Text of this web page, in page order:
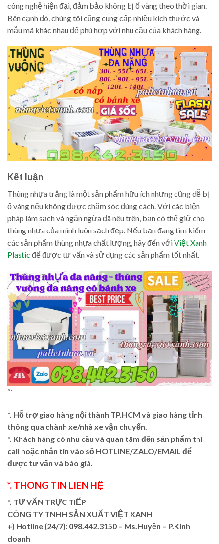
công nghệ hiện đại, đảm bảo không bị ố vàng theo thời gian.
Bên cạnh đó, chúng tôi cũng cung cấp nhiều kích thước và
mẫu mã khác nhau để phù hợp với nhu cầu của khách hàng.
Kết luận
Thùng nhựa trắng là một sản phẩm hữu ích nhưng cũng dễ bị
ố vàng nếu không được chăm sóc đúng cách. Với các biện
pháp làm sạch và ngăn ngừa đã nêu trên, bạn có thể giữ cho
thùng nhựa của mình luôn sạch đẹp. Nếu bạn đang tìm kiếm
các sản phẩm thùng nhựa chất lượng, hãy đến vớiViệt Xanh
Plastic để được tư vấn và sử dụng các sản phẩm tốt nhất.
“`
*. Hỗ trợ giao hàng nội thành TP.HCM và giao hàng tỉnh
thông qua chành xe/nhà xe vận chuyển.
*. Khách hàng có nhu cầu và quan tâm đến sản phẩm thì
call hoặc nhắn tin vào số HOTLINE/ZALO/EMAIL để
được tư vấn và báo giá.
*. THÔNG TIN LIÊN HỆ
*. TƯ VẤN TRỰC TIẾP
CÔNG TY TNHH SẢN XUẤT VIỆT XANH
+) Hotline (24/7): 098.442.3150 – Ms.Huyền – P.Kinh
doanh